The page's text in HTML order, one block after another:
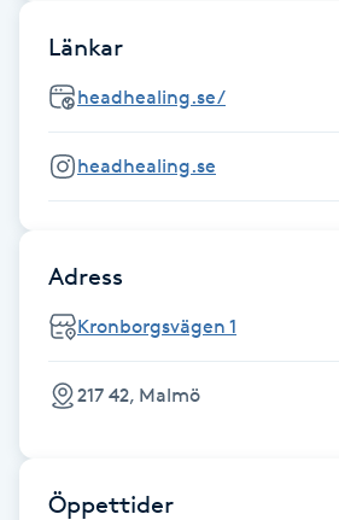
Fransrengöring
Frekvensterapi
Friskvård
Friskvårdsmassage
Frisör
Färgning
Länkar
headhealing.se/
headhealing.se
Adress
Kronborgsvägen 1
217 42, Malmö
Öppettider